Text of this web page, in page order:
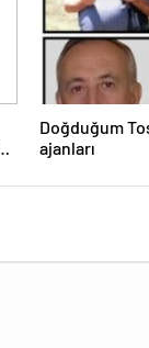
Doğduğum
ajanları